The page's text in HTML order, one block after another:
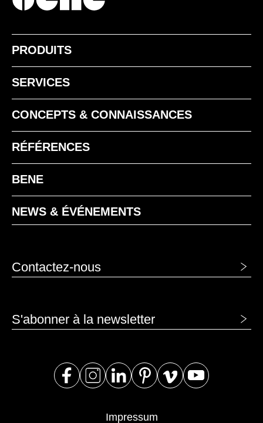
PRODUITS
SERVICES
CONCEPTS & CONNAISSANCES
RÉFÉRENCES
BENE
NEWS & ÉVÉNEMENTS
Contactez-nous
S'abonner à la newsletter
Impressum